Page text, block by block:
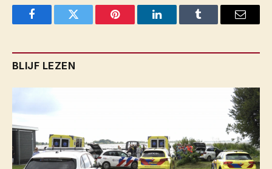
FacebookTwitter Pinterest LinkedInTumblr Email
BLIJF LEZEN